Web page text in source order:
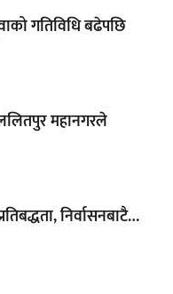
गतिविधि बढेपछि
ललितपुर महानगरले
निर्वासनबाटै…